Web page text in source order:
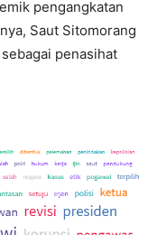
pengangkatan
Saut Sitomorang
penasihat